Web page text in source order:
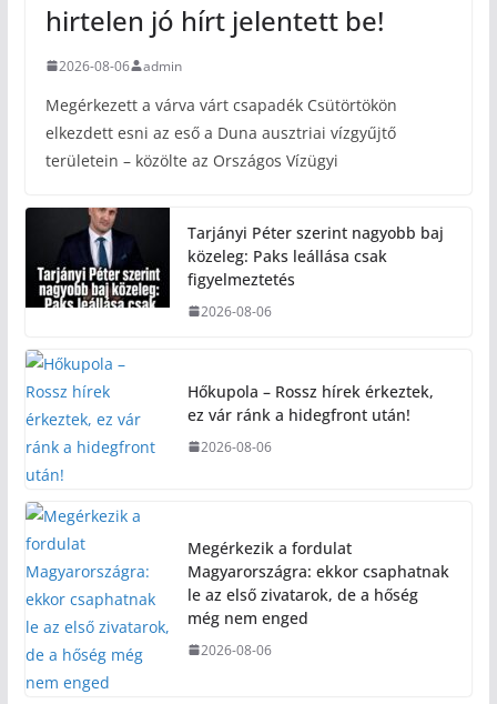
hirtelen jó hírt jelentett be!
2026-08-06 admin
Megérkezett a várva várt csapadék Csütörtökön
elkezdett esni az eső a Duna ausztriai vízgyűjtő
területein – közölte az Országos Vízügyi
Tarjányi Péter szerint nagyobb baj
közeleg: Paks leállása csak
figyelmeztetés
2026-08-06
Hőkupola – Rossz hírek érkeztek,
ez vár ránk a hidegfront után!
2026-08-06
Megérkezik a fordulat
Magyarországra: ekkor csaphatnak
le az első zivatarok, de a hőség
még nem enged
2026-08-06